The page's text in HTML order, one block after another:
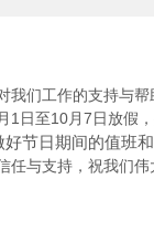
们工作的支持与帮
1日至10月7日放假，
好节日期间的值班
与支持，祝我们伟